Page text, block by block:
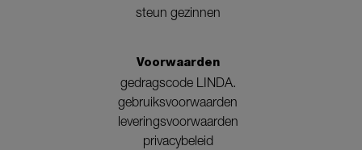
steun gezinnen
Voorwaarden
gedragscode LINDA.
gebruiksvoorwaarden
leveringsvoorwaarden
privacybeleid